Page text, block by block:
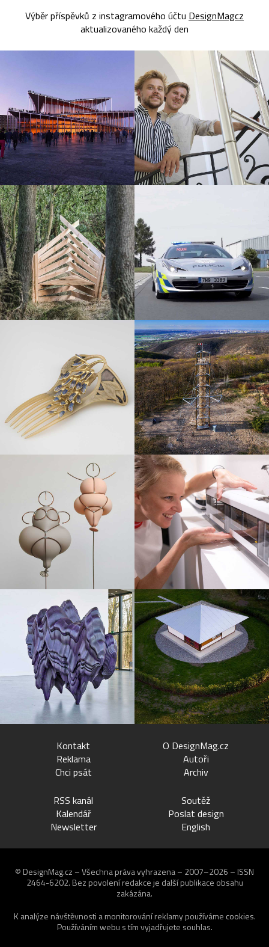
Výběr příspěvků z instagramového účtu DesignMagcz
aktualizovaného každý den
Kontakt
Reklama
Chci psát
O DesignMag.cz
Autoři
Archiv
RSS kanál
Kalendář
Newsletter
Soutěž
Poslat design
English
© DesignMag.cz – Všechna práva vyhrazena – 2007–2026 – ISSN
2464-6202. Bez povolení redakce je další publikace obsahu
zakázána.
K analýze návštěvnosti a monitorování reklamy používáme cookies.
Používáním webu s tím vyjadřujete souhlas.